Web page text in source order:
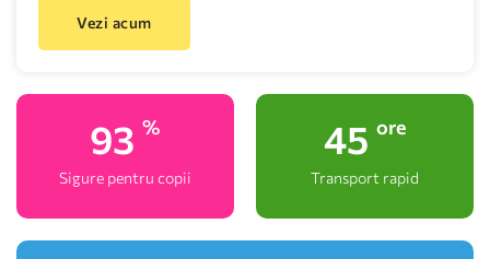
Vezi acum
100 %
Sigure pentru copii
48 ore
Transport rapid